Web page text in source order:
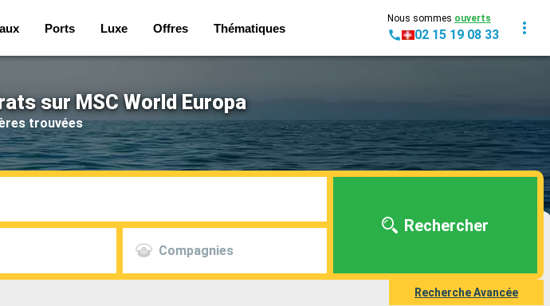
Ports Luxe Offres Thématiques
Nous sommes ouverts
02 15 19 08 33
sur MSC World Europa
trouvées
Compagnies
Rechercher
Recherche Avancée